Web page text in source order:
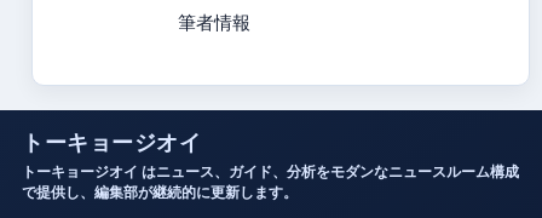
筆者情報
トーキョージオイ
トーキョージオイ はニュース、ガイド、分析をモダンなニュースルーム構成
で提供し、編集部が継続的に更新します。